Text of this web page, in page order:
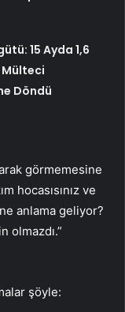
15 Ayda 1,6
Mülteci
Döndü
görmemesine
hocasısınız ve
anlama geliyor?
olmazdı.”
şöyle: